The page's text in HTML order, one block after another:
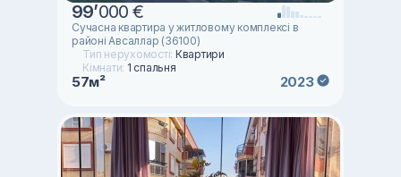
99’000 €
Сучасна квартира у житловому комплексі в
районі Авсаллар (36100)
Тип нерухомості: Квартири
Кімнати: 1 спальня
57м² 2023